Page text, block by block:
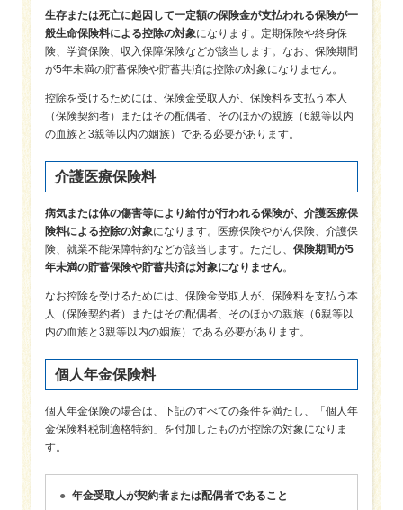
生存または死亡に起因して一定額の保険金が支払われる保険が一
般生命保険料による控除の対象になります。定期保険や終身保
険、学資保険、収入保障保険などが該当します。なお、保険期間
が5年未満の貯蓄保険や貯蓄共済は控除の対象になりません。
控除を受けるためには、保険金受取人が、保険料を支払う本人
（保険契約者）またはその配偶者、そのほかの親族（6親等以内
の血族と3親等以内の姻族）である必要があります。
介護医療保険料
病気または体の傷害等により給付が行われる保険が、介護医療保
険料による控除の対象になります。医療保険やがん保険、介護保
険、就業不能保障特約などが該当します。ただし、 保険期間が5
年未満の貯蓄保険や貯蓄共済は対象になりません。
なお控除を受けるためには、保険金受取人が、保険料を支払う本
人（保険契約者）またはその配偶者、そのほかの親族（6親等以
内の血族と3親等以内の姻族）である必要があります。
個人年金保険料
個人年金保険の場合は、下記のすべての条件を満たし、「個人年
金保険料税制適格特約」を付加したものが控除の対象になりま
す。
年金受取人が契約者または配偶者であること